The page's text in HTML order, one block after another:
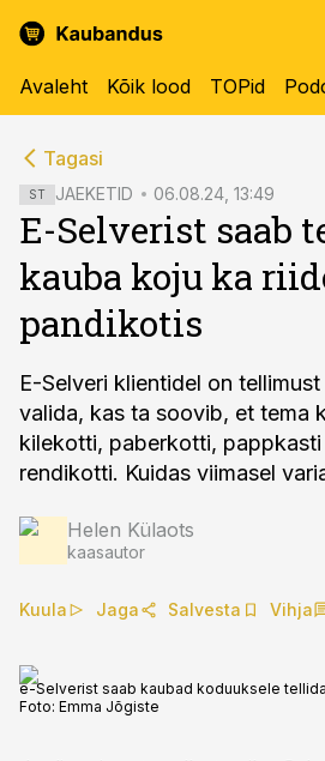
Avaleht Kõik lood TOPid
Tagasi
ST JAEKETID 06.08.24, 13:49
E-Selverist saab
kauba koju ka
pandikotis
E-Selveri klientidel on
valida, kas ta soovib, et tema
kilekotti, paberkotti,
rendikotti. Kuidas viimasel
Helen Külaots
kaasautor
Kuula Jaga Salvesta Vihja
e-Selverist saab kaubad koduuksele
Foto: Emma Jõgiste